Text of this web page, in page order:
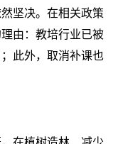
坚决。在相关政策
由：教培行业已被
此外，取消补课也